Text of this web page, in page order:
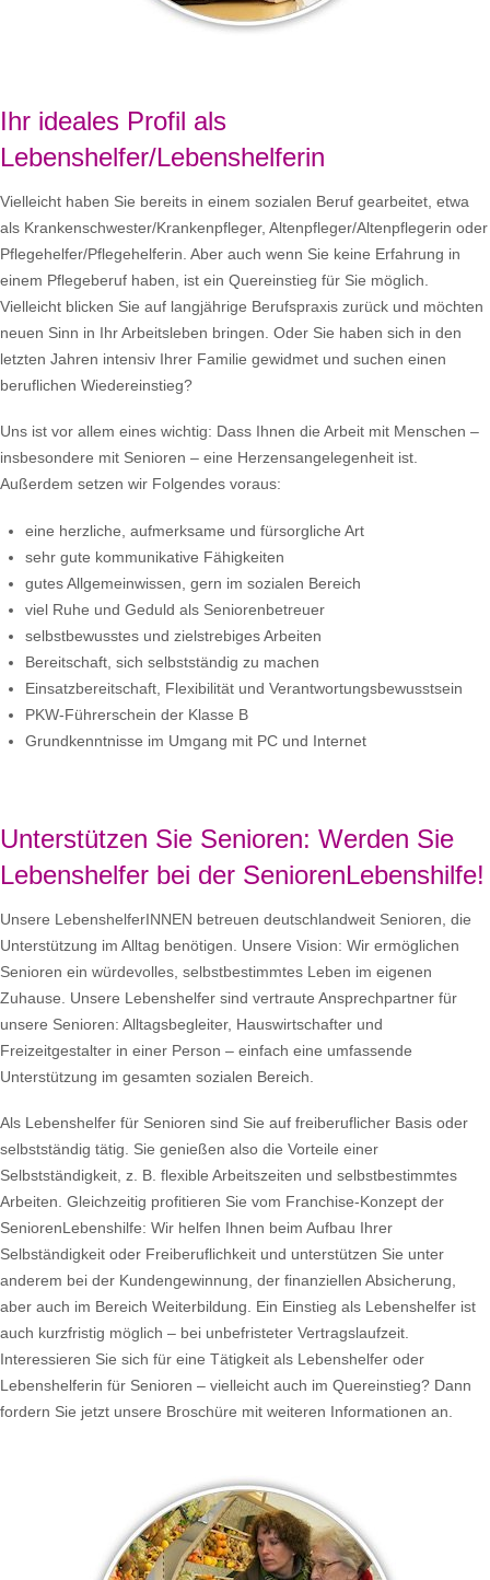
Ihr ideales Profil als
Lebenshelfer/Lebenshelferin
Vielleicht haben Sie bereits in einem sozialen Beruf gearbeitet, etwa
als Krankenschwester/Krankenpfleger, Altenpfleger/Altenpflegerin oder
Pflegehelfer/Pflegehelferin. Aber auch wenn Sie keine Erfahrung in
einem Pflegeberuf haben, ist ein Quereinstieg für Sie möglich.
Vielleicht blicken Sie auf langjährige Berufspraxis zurück und möchten
neuen Sinn in Ihr Arbeitsleben bringen. Oder Sie haben sich in den
letzten Jahren intensiv Ihrer Familie gewidmet und suchen einen
beruflichen Wiedereinstieg?
Uns ist vor allem eines wichtig: Dass Ihnen die Arbeit mit Menschen –
insbesondere mit Senioren – eine Herzensangelegenheit ist.
Außerdem setzen wir Folgendes voraus:
eine herzliche, aufmerksame und fürsorgliche Art
sehr gute kommunikative Fähigkeiten
gutes Allgemeinwissen, gern im sozialen Bereich
viel Ruhe und Geduld als Seniorenbetreuer
selbstbewusstes und zielstrebiges Arbeiten
Bereitschaft, sich selbstständig zu machen
Einsatzbereitschaft, Flexibilität und Verantwortungsbewusstsein
PKW-Führerschein der Klasse B
Grundkenntnisse im Umgang mit PC und Internet
Unterstützen Sie Senioren: Werden Sie
Lebenshelfer bei der SeniorenLebenshilfe!
Unsere LebenshelferINNEN betreuen deutschlandweit Senioren, die
Unterstützung im Alltag benötigen. Unsere Vision: Wir ermöglichen
Senioren ein würdevolles, selbstbestimmtes Leben im eigenen
Zuhause. Unsere Lebenshelfer sind vertraute Ansprechpartner für
unsere Senioren: Alltagsbegleiter, Hauswirtschafter und
Freizeitgestalter in einer Person – einfach eine umfassende
Unterstützung im gesamten sozialen Bereich.
Als Lebenshelfer für Senioren sind Sie auf freiberuflicher Basis oder
selbstständig tätig. Sie genießen also die Vorteile einer
Selbstständigkeit, z. B. flexible Arbeitszeiten und selbstbestimmtes
Arbeiten. Gleichzeitig profitieren Sie vom Franchise-Konzept der
SeniorenLebenshilfe: Wir helfen Ihnen beim Aufbau Ihrer
Selbständigkeit oder Freiberuflichkeit und unterstützen Sie unter
anderem bei der Kundengewinnung, der finanziellen Absicherung,
aber auch im Bereich Weiterbildung. Ein Einstieg als Lebenshelfer ist
auch kurzfristig möglich – bei unbefristeter Vertragslaufzeit.
Interessieren Sie sich für eine Tätigkeit als Lebenshelfer oder
Lebenshelferin für Senioren – vielleicht auch im Quereinstieg? Dann
fordern Sie jetzt unsere Broschüre mit weiteren Informationen an.